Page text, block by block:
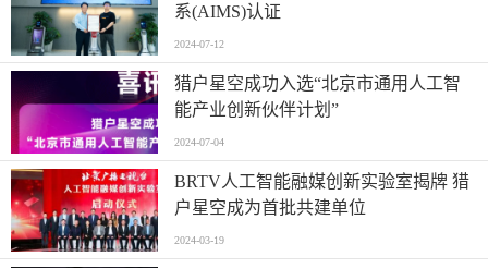
系(AIMS)认证
2024-07-12
猎户星空成功入选“北京市通用人工智
能产业创新伙伴计划”
2024-07-04
BRTV人工智能融媒创新实验室揭牌 猎
户星空成为首批共建单位
2024-03-19